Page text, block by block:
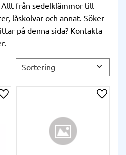
från sedelklämmor till
låskolvar och annat. Söker
på denna sida? Kontakta
Välj sortering
Lägg till i önskelista Lägg